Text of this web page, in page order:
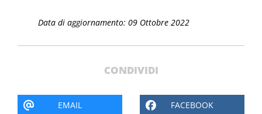
Data di aggiornamento: 09 Ottobre 2022
CONDIVIDI
EMAIL FACEBOOK